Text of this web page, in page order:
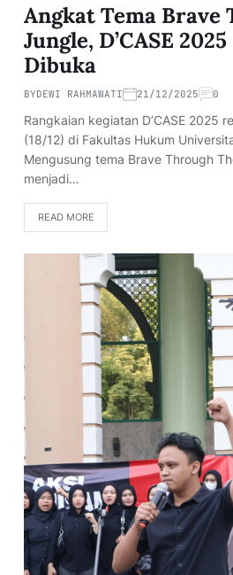
Angkat Tema Brave
Jungle, D’CASE
Dibuka
BYDEWI RAHMAWATI 21/12/2025 0
Rangkaian kegiatan D’CASE 2025
(18/12) di Fakultas Hukum
Mengusung tema Brave Through
menjadi…
READ MORE